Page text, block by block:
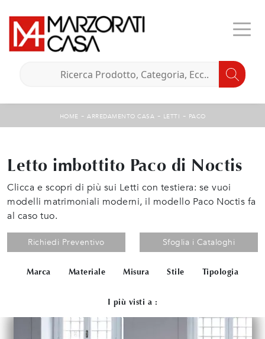
HOME - ARREDAMENTO CASA - LETTI - PACO
Letto imbottito Paco di Noctis
Clicca e scopri di più sui Letti con testiera: se vuoi
modelli matrimoniali moderni, il modello Paco Noctis fa
al caso tuo.
Richiedi Preventivo Sfoglia i Cataloghi
Marca Materiale Misura Stile Tipologia
I più visti a :